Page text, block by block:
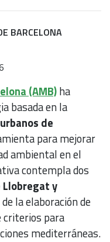
BARCELONA
(AMB)ha
basada en la
de
para mejorar
ambiental en el
contempla dos
Llobregat y
la elaboración de
criterios para
mediterráneas.